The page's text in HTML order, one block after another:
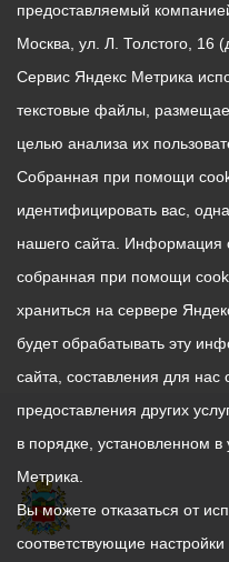
предоставляемый
Москва, ул. Л. Толстого, 16
Сервис Яндекс Метрика
текстовые файлы,
целью анализа их
Собранная при помощи
идентифицировать вас,
нашего сайта. Информация
собранная при помощи
храниться на сервере
будет обрабатывать эту
сайта, составления для нас
предоставления других
в порядке, установленном
Метрика.
Вы можете отказаться от
соответствующие